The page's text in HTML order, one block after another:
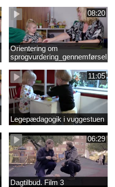
08:20
Orientering om
sprogvurdering_gennemførsel
11:05
Legepædagogik i vuggestuen
06:29
Dagtilbud. Film 3